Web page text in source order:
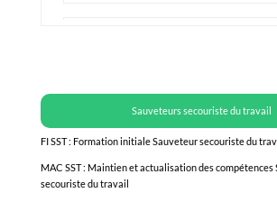
17 18 19
Sauveteurs secouriste du travail
FI SST : Formation initiale Sauveteur secouriste du
MAC SST : Maintien et actualisation des compétences
secouriste du travail